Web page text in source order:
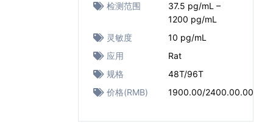
检测范围
37.5 pg/mL –
1200 pg/mL
灵敏度
10 pg/mL
应用
Rat
规格
48T/96T
价格(RMB)
1900.00/2400.00.00